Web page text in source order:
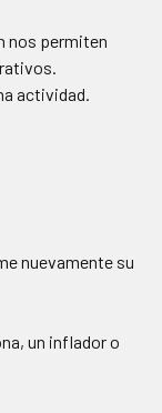
nos permiten
actividad.
nuevamente su
un inflador o